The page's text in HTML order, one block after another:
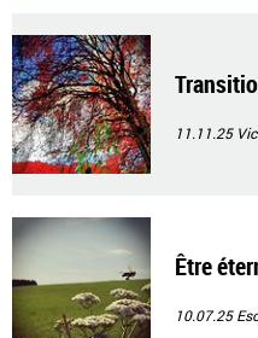
11.11.25
Être
10.07.25